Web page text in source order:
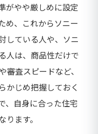
がやや厳しめに設定
め、これからソニー
している人や、ソニ
人は、商品性だけで
査スピードなど、
かじめ把握しておく
、自身に合った住宅
ます。